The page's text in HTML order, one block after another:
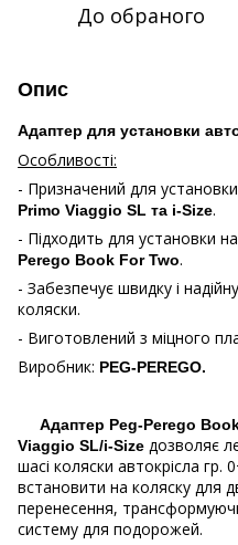
До обраного
Опис
Адаптер для установки
Особливості:
- Призначений для
Primo Viaggio SL та i-Size.
- Підходить для установки
Perego Book For Two.
- Забезпечує швидку і
коляски.
- Виготовлений з міцного
Виробник: PEG-PEREGO.
Адаптер Peg-Perego
Viaggio SL/i-Size дозволяє
шасі коляски автокрісла
встановити на коляску для
перенесення,
систему для подорожей.